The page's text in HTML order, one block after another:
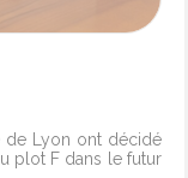
de Lyon ont décidé
plot F dans le futur